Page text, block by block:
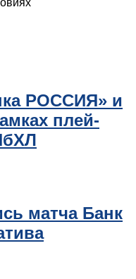
РОССИЯ» и
плей-
матча Банк